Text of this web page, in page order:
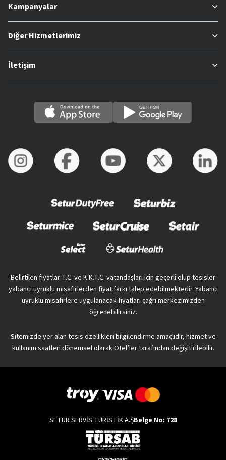
Kampanyalar
Diğer Hizmetlerimiz
İletişim
Belirtilen fiyatlar T.C. ve K.K.T.C. vatandaşları için geçerli olup tesisler
yabancı uyruklu misafirlerden fiyat farkı talep edebilmektedir. Yabancı
uyruklu misafirlere uygulanacak fiyatları çağrı merkezimizden
öğrenebilirsiniz.
Sitemizde yer alan tesis özellikleri bilgilendirme amaçlıdır, hizmet ve
kullanım saatleri dönemsel olarak Otel’ler tarafından değişitirilebilir.
SETUR SERVİS TURİSTİK A.ŞBelge No: 728